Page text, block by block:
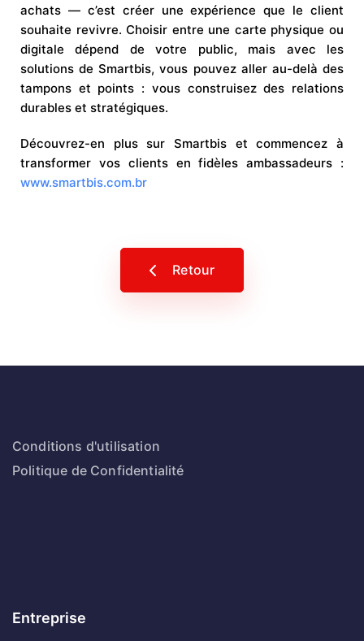
achats — c’est créer une expérience que le client
souhaite revivre. Choisir entre une carte physique ou
digitale dépend de votre public, mais avec les
solutions de Smartbis, vous pouvez aller au-delà des
tampons et points : vous construisez des relations
durables et stratégiques.
Découvrez-en plus sur Smartbis et commencez à
transformer vos clients en fidèles ambassadeurs :
www.smartbis.com.br
Retour
Conditions d'utilisation
Politique de Confidentialité
Entreprise